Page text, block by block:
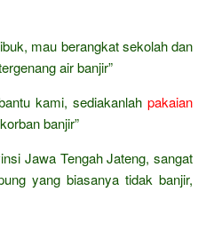
mau berangkat sekolah dan
air banjir”
kami, sediakanlah pakaian
banjir”
Jawa Tengah Jateng, sangat
yang biasanya tidak banjir,